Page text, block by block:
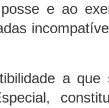
e ao
a